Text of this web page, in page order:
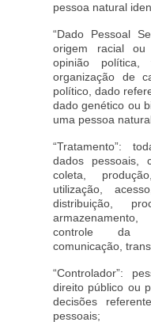
pessoa natural
“Dado Pessoal
origem racial ou
opinião
organização de
político, dado
dado genético ou
uma pessoa
“Tratamento”:
dados pessoais,
coleta,
utilização,
distribuição,
controle da
comunicação,
“Controlador”:
direito público ou
decisões
pessoais;